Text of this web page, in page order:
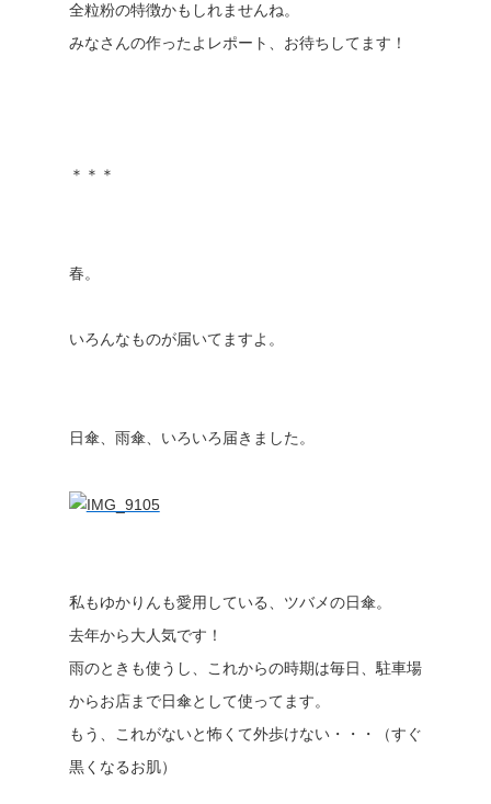
全粒粉の特徴かもしれませんね。
みなさんの作ったよレポート、お待ちしてます！
＊＊＊
春。
いろんなものが届いてますよ。
日傘、雨傘、いろいろ届きました。
私もゆかりんも愛用している、ツバメの日傘。
去年から大人気です！
雨のときも使うし、これからの時期は毎日、駐車場
からお店まで日傘として使ってます。
もう、これがないと怖くて外歩けない・・・（すぐ
黒くなるお肌）